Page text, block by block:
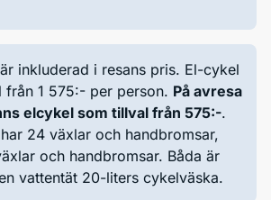
inkluderad i resans pris. El-cykel
från 1 575:- per person. På avresa
elcykel som tillval från 575:-.
24 växlar och handbromsar,
och handbromsar. Båda är
vattentät 20-liters cykelväska.